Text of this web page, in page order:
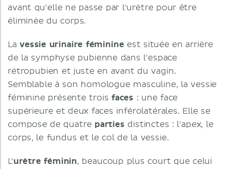
avant qu'elle ne passe par l'urètre pour être
éliminée du corps.
Lavessie urinaire féminine est située en arrière
de la symphyse pubienne dans l'espace
rétropubien et juste en avant du vagin.
Semblable à son homologue masculine, la vessie
féminine présente trois faces : une face
supérieure et deux faces inférolatérales. Elle se
compose de quatre parties distinctes : l'apex, le
corps, le fundus et le col de la vessie.
L'urètre féminin, beaucoup plus court que celui